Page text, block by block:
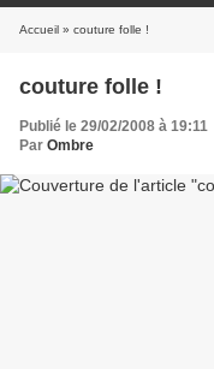
Accueil » couture folle !
couture folle !
Publié le 29/02/2008 à 19:11
Par Ombre